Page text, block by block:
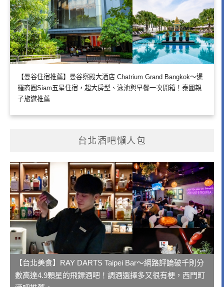
【曼谷住宿推薦】曼谷察殿大酒店 Chatrium Grand Bangkok～暹
羅商圈Siam五星住宿，超大房型、泳池與早餐一次開箱！泰國親
子旅遊推薦
台北酒吧懶人包
【台北美食】RAY DARTS Taipei Bar～網路評論破千則分
數高達4.9顆星的飛鏢酒吧！調酒選擇多又很有梗，西門町